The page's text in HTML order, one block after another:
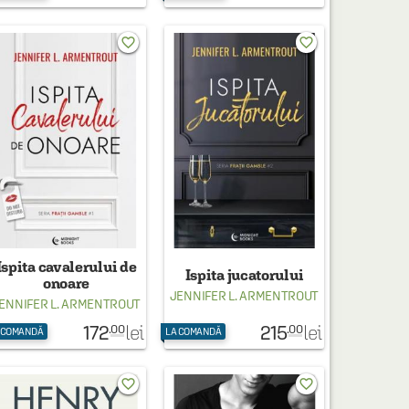
cavalerului de
onoare
L. ARMENTROUT
COMANDĂ 172.00 lei
favorite_border
Ispita jucatorului
JENNIFER L. ARMENTROUT
LA COMANDĂ 215.00 lei
favorite_border
favorite_border favorite_border